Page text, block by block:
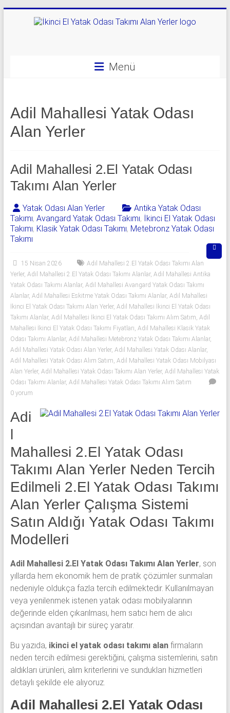
Yerler
|
542
541
06
06
|
Yıldız
Spot
Yatak
odası
alan
yerler
olarak
2.el
yatak
Klasik
yatak
odası,
Avangard
yatak
odası,
Antika
yatak
odası
ve
Metebronz
odası
takımı
alınmaktadır.
Menü
Adil Mahallesi Yatak Odası
Alan Yerler
Adil Mahallesi 2.El Yatak Odası
Takımı Alan Yerler
Yatak Odası Alan Yerler
Antika Yatak Odası
Takımı, Avangard Yatak Odası Takımı, İkinci El Yatak Odası
Takımı, Klasik Yatak Odası Takımı, Metebronz Yatak Odası
Takımı
15 Nisan 2026
Adil Mahallesi 2.El Yatak Odası Takımı Alan
Yerler, Adil Mahallesi 2.El Yatak Odası Takımı Alanlar, Adil Mahallesi Antika
Yatak Odası Takımı Alanlar, Adil Mahallesi Avangard Yatak Odası Takımı
Alanlar, Adil Mahallesi Eskitme Yatak Odası Takımı Alanlar, Adil Mahallesi
İkinci El Yatak Odası Takımı Alan Yerler, Adil Mahallesi İkinci El Yatak Odası
Takımı Alanlar, Adil Mahallesi İkinci El Yatak Odası Takımı Alım Satım, Adil
Mahallesi İkinci El Yatak Odası Takımı Fiyatları, Adil Mahallesi Klasik Yatak
Odası Takımı Alanlar, Adil Mahallesi Metebronz Yatak Odası Takımı Alanlar,
Adil Mahallesi Yatak Odası Alan Yerler, Adil Mahallesi Yatak Odası Alanlar,
Adil Mahallesi Yatak Odası Alım Satım, Adil Mahallesi Yatak Odası Mobilyası
Alan Yerler, Adil Mahallesi Yatak Odası Takımı Alan Yerler, Adil Mahallesi Yatak
Odası Takımı Alanlar, Adil Mahallesi Yatak Odası Takımı Alım Satım
0 yorum
Adi
l
Mahallesi 2.El Yatak Odası
Takımı Alan Yerler Neden Tercih
Edilmeli 2.El Yatak Odası Takımı
Alan Yerler Çalışma Sistemi
Satın Aldığı Yatak Odası Takımı
Modelleri
Adil Mahallesi 2.El Yatak Odası Takımı Alan Yerler, son
yıllarda hem ekonomik hem de pratik çözümler sunmaları
nedeniyle oldukça fazla tercih edilmektedir. Kullanılmayan
veya yenilenmek istenen yatak odası mobilyalarının
değerinde elden çıkarılması, hem satıcı hem de alıcı
açısından avantajlı bir süreç yaratır.
Bu yazıda, ikinci el yatak odası takımı alanfirmaların
neden tercih edilmesi gerektiğini, çalışma sistemlerini, satın
aldıkları ürünleri, alım kriterlerini ve sundukları hizmetleri
detaylı şekilde ele alıyoruz.
Adil Mahallesi 2.El Yatak Odası